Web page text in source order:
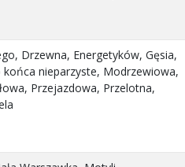
Drzewna, Energetyków, Gęsia,
końca nieparzyste, Modrzewiowa,
Przejazdowa, Przelotna,